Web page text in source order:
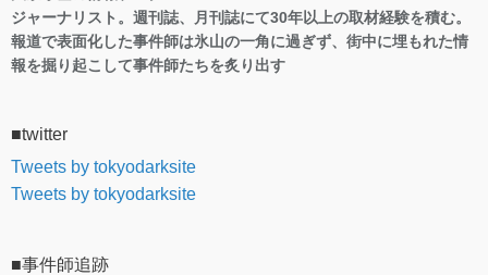
ジャーナリスト。週刊誌、月刊誌にて30年以上の取材経験を積む。
報道で表面化した事件師は氷山の一角に過ぎず、街中に埋もれた情
報を掘り起こして事件師たちを炙り出す
■twitter
Tweets by tokyodarksite
Tweets by tokyodarksite
■事件師追跡